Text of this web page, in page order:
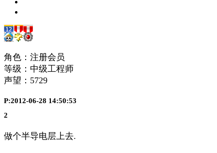
角色：注册会员
等级：中级工程师
声望： 5729
P:2012-06-28 14:50:53
2
做个半导电层上去.